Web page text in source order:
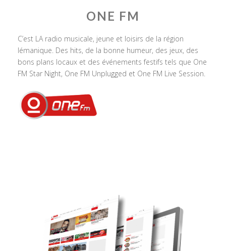
ONE FM
C’est LA radio musicale, jeune et loisirs de la région
lémanique. Des hits, de la bonne humeur, des jeux, des
bons plans locaux et des événements festifs tels que One
FM Star Night, One FM Unplugged et One FM Live Session.